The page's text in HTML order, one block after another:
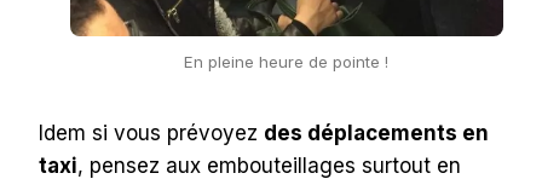
En pleine heure de pointe !
Idem si vous prévoyez des déplacements en
taxi, pensez aux embouteillages surtout en